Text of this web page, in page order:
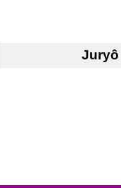
Juryô